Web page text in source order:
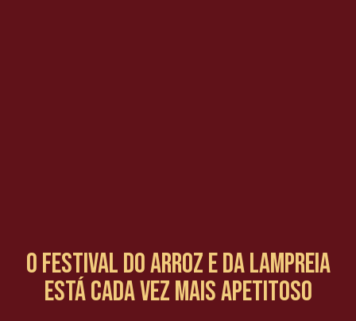
O Festival do Arroz e da Lampreia
está cada vez mais apetitoso